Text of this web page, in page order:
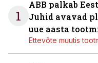
1
ABB palkab
Juhid avavad
uue aasta
Ettevõte muutis